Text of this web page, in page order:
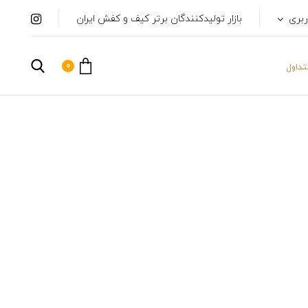
بازار تولیدکنندگان برتر کیف و کفش ایران
0